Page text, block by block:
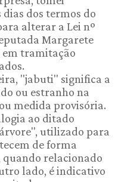
dos termos do
alterar a Lei nº
Margarete
em tramitação
"jabuti" significa a
ou estranho na
medida provisória.
ao ditado
utilizado para
de forma
relacionado
lado, é indicativo